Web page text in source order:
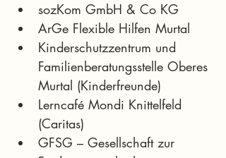
sozKom GmbH & Co KG
ArGe Flexible Hilfen Murtal
Kinderschutzzentrum und
Familienberatungsstelle Oberes
Murtal (Kinderfreunde)
Lerncafé Mondi Knittelfeld
(Caritas)
GFSG – Gesellschaft zur